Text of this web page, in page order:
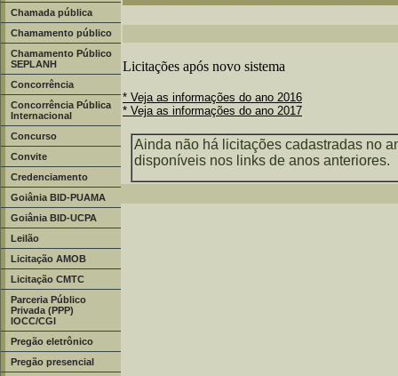
Chamada pública
Chamamento público
Chamamento Público
SEPLANH
Concorrência
Concorrência Pública
Internacional
Concurso
Convite
Credenciamento
Goiânia BID-PUAMA
Goiânia BID-UCPA
Leilão
Licitação AMOB
Licitação CMTC
Parceria Público
Privada (PPP)
IOCC/CGI
Pregão eletrônico
Pregão presencial
Licitações após novo sistema
* Veja as informações do ano 2016
* Veja as informações do ano 2017
Ainda não há licitações cadastradas no
disponíveis nos links de anos anteriores.